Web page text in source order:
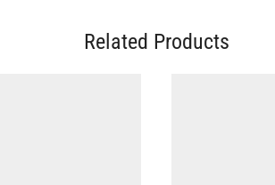
Related Products